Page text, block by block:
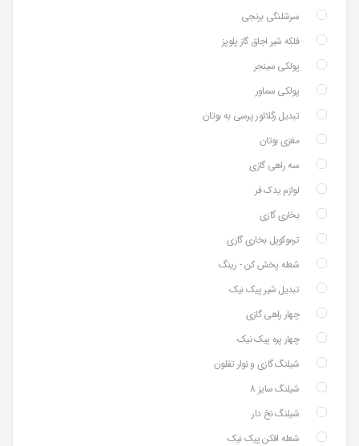
سرشلنگی برنجی
فلکه شیر اجاق گاز پلوپز
پولکی سینجر
پولکی سماور
تبدیل رگلاتور پرسی به بوتان
مغزی بوتان
سه راهی گازی
لوازم یدک فر
بخاری گازی
ترموکوپل بخاری گازی
شعله پخش کن - رینگ
تبدیل شیر پیک نیک
چهار راهی گازی
چهار پره پیک نیک
شیلنگ گازی و نوار تفلون
شیلنگ سایز 8
شیلنگ نخ دار
شعله افکن پیک نیک